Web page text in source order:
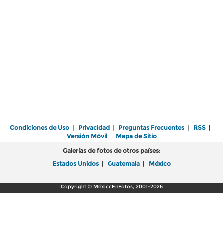
Condiciones de Uso | Privacidad | Preguntas Frecuentes | RSS |
Versión Móvil| Mapa de Sitio
Galerías de fotos de otros países:
Estados Unidos | Guatemala | México
Copyright © MéxicoEnFotos, 2001-2026